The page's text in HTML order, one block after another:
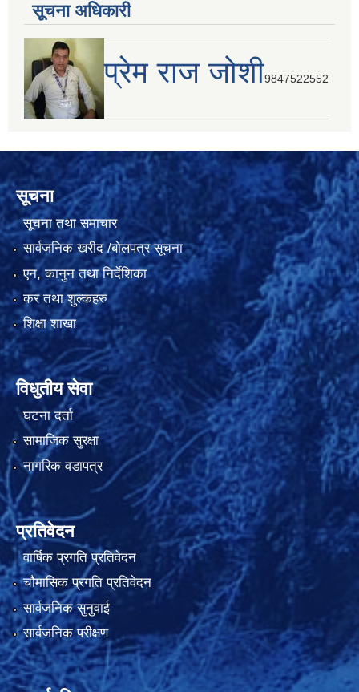
सूचना अधिकारी
प्रेम राज जोशी9847522552
सूचना
सूचना तथा समाचार
सार्वजनिक खरीद /बोलपत्र सूचना
एन, कानुन तथा निर्देशिका
कर तथा शुल्कहरु
शिक्षा शाखा
विधुतीय सेवा
घटना दर्ता
सामाजिक सुरक्षा
नागरिक वडापत्र
प्रतिवेदन
वार्षिक प्रगति प्रतिवेदन
चौमासिक प्रगति प्रतिवेदन
सार्वजनिक सुनुवाई
सार्वजनिक परीक्षण